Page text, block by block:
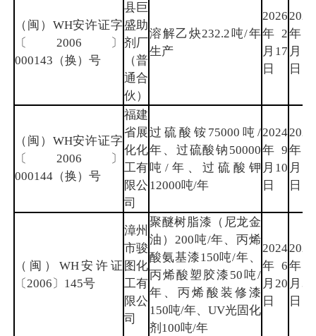
（闽）WH安许证字
〔2006〕
000143（换）号
县巨
盛助
剂厂
（普
通合
伙）
溶解乙炔232.2吨/年
生产
2026
年2
月17
日
2029
年2
月16
日
（闽）WH安许证字
〔2006〕
000144（换）号
福建
省展
化化
工有
限公
司
过硫酸铵75000吨/
年、过硫酸钠50000
吨/年、过硫酸钾
12000吨/年
2024
年9
月10
日
2027
年9
月9
日
（闽）WH安许证
〔2006〕145号
漳州
市骏
图化
工有
限公
司
聚醚树脂漆（尼龙金
油）200吨/年、丙烯
酸氨基漆150吨/年、
丙烯酸塑胶漆50吨/
年、丙烯酸装修漆
150吨/年、UV光固化
剂100吨/年
2024
年6
月20
日
2027
年5
月30
日